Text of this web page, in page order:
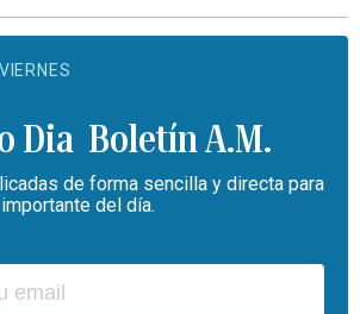
Boletín A.M.
de forma sencilla y directa para
del día.